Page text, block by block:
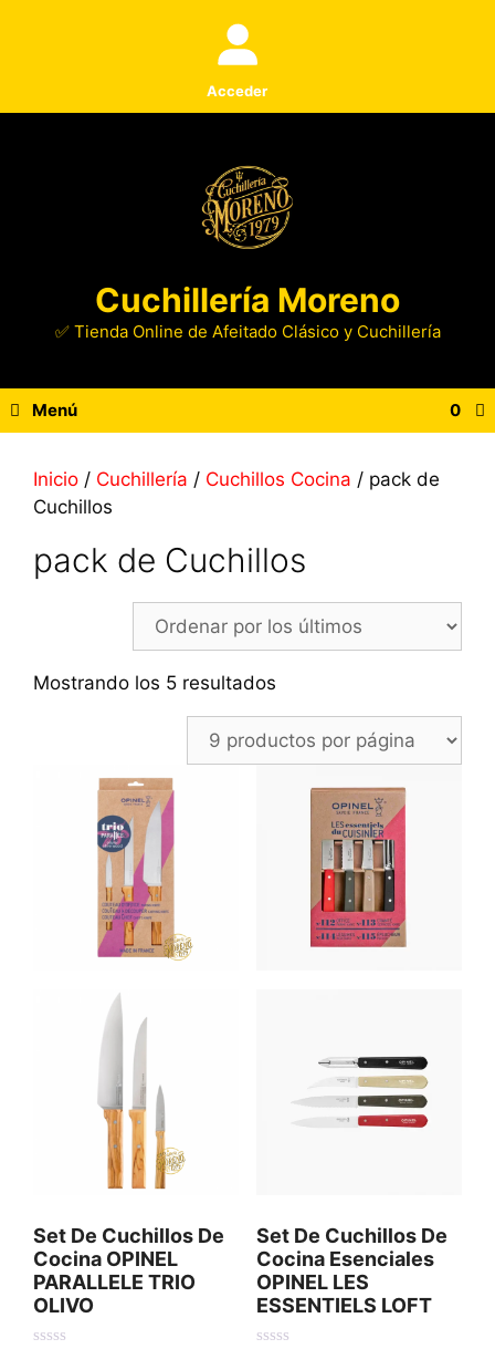
Acceder
Cuchillería Moreno
✅ Tienda Online de Afeitado Clásico y Cuchillería
0
Menú
Inicio / Cuchillería / Cuchillos Cocina / pack de
Cuchillos
pack de Cuchillos
Mostrando los 5 resultados
los
últimos
Set De Cuchillos De
Cocina OPINEL
PARALLELE TRIO
OLIVO
Set De Cuchillos De
Cocina Esenciales
OPINEL LES
ESSENTIELS LOFT